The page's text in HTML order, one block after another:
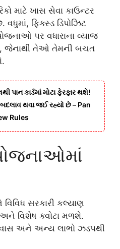
માટે ખાસ સેવા કાઉન્ટર
વધુમાં, ફિક્સ્ડ ડિપોઝિટ
પર વધારાના વ્યાજ
જેનાથી તેઓ તેમની બચત
પાન કાર્ડમાં મોટા ફેરફાર થશે!
થવા જઈ રહ્યો છે – Pan
Rules
વિવિધ સરકારી કલ્યાણ
વિશેષ ક્વોટા મળશે.
અને અન્ય લાભો ઝડપથી